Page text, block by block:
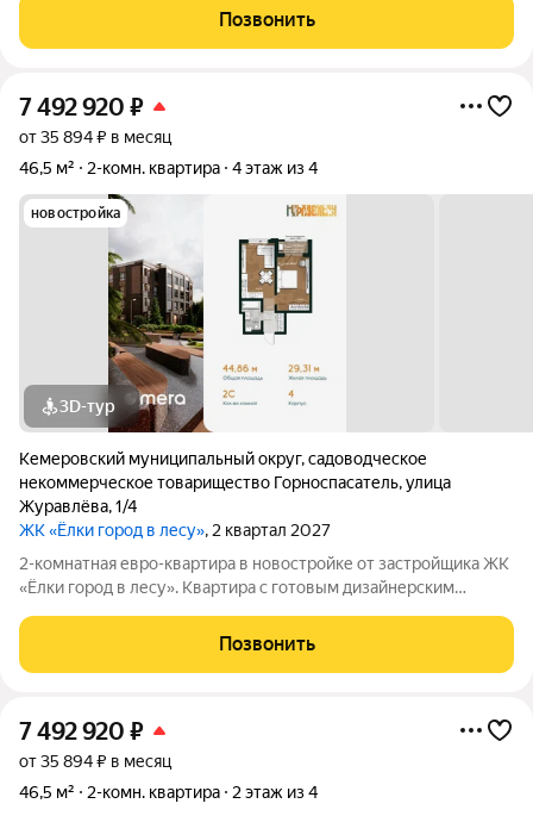
санузлом. Формат «заезжай и живи» без ремонта, шума и
дополнительных затрат.
Позвонить
7 492 920 ₽
от 35 894 ₽ в месяц
46,5 м²
2-комн. квартира 4 этаж из 4
новостройка
3D-тур
Кемеровский муниципальный округ,садоводческое
некоммерческое товарищество Горноспасатель,улица
Журавлёва,1/4
ЖК «Ёлки город в лесу», 2 квартал 2027
2-комнатная евро-квартира в новостройке от застройщика ЖК
«Ёлки город в лесу». Квартира с готовым дизайнерским
санузлом. Формат «заезжай и живи» без ремонта, шума и
дополнительных затрат.
Позвонить
7 492 920 ₽
от 35 894 ₽ в месяц
46,5 м²
2-комн. квартира 2 этаж из 4